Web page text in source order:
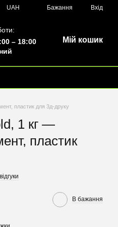
UAH Бажання Вхід
– 18:00
Мій кошик
пластик для 3д-друку
1 кг —
пластик
В бажання